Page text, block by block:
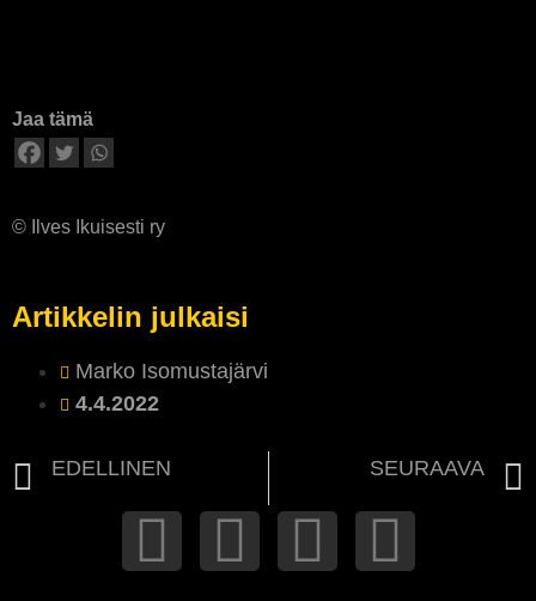
Jaa tämä
© Ilves Ikuisesti ry
Artikkelin julkaisi
Marko Isomustajärvi
4.4.2022
EDELLINEN SEURAAVA